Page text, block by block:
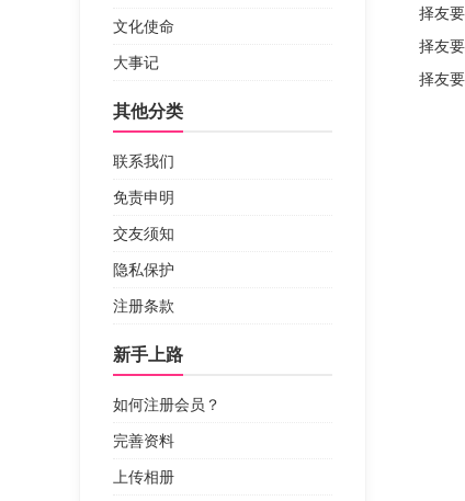
文化使命
大事记
其他分类
联系我们
免责申明
交友须知
隐私保护
注册条款
新手上路
如何注册会员？
完善资料
上传相册
择友
择友
择友